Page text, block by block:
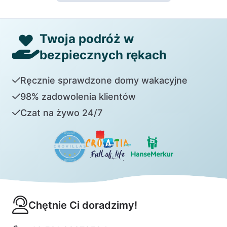
Twoja podróż w
bezpiecznych rękach
Ręcznie sprawdzone domy wakacyjne
98% zadowolenia klientów
Czat na żywo 24/7
Chętnie Ci doradzimy!